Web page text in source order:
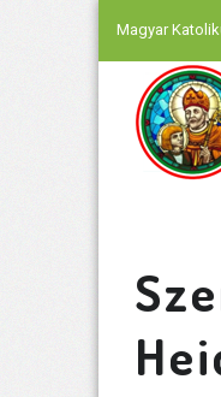
Magyar